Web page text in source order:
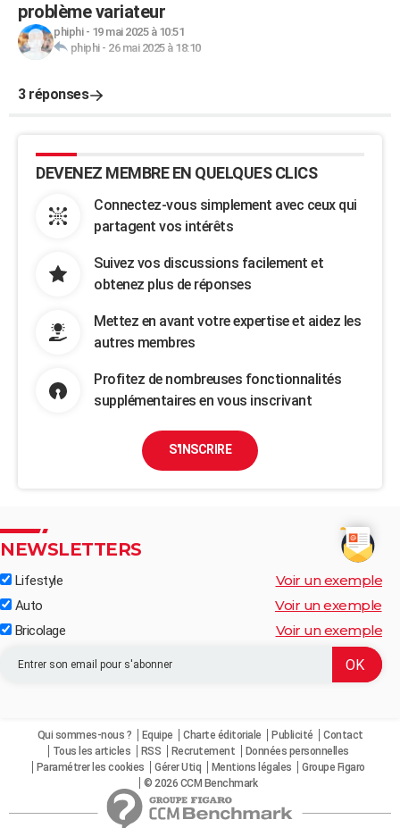
problème variateur
phiphi- 19 mai 2025 à 10:51
phiphi- 26 mai 2025 à 18:10
3 réponses
DEVENEZ MEMBRE EN QUELQUES CLICS
Connectez-vous simplement avec ceux qui
partagent vos intérêts
Suivez vos discussions facilement et
obtenez plus de réponses
Mettez en avant votre expertise et aidez les
autres membres
Profitez de nombreuses fonctionnalités
supplémentaires en vous inscrivant
S'INSCRIRE
NEWSLETTERS
Lifestyle Voir un exemple
Auto Voir un exemple
Bricolage Voir un exemple
Qui sommes-nous ? Equipe Charte éditoriale Publicité
Contact
Tous les articles
RSS Recrutement
Données personnelles
Paramétrer les cookies
Gérer Utiq Mentions légales
Groupe Figaro
© 2026 CCM Benchmark